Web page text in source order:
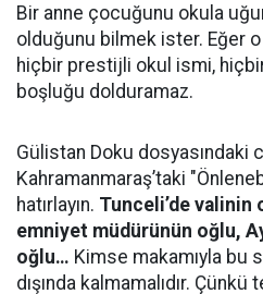
Bir anne çocuğunu okula
olduğunu bilmek ister. Eğer
hiçbir prestijli okul ismi, hiçbir
boşluğu dolduramaz.
Gülistan Doku dosyasındaki
Kahramanmaraş’taki
hatırlayın. Tunceli’de valinin
emniyet müdürünün oğlu,
oğlu… Kimse makamıyla bu
dışında kalmamalıdır.